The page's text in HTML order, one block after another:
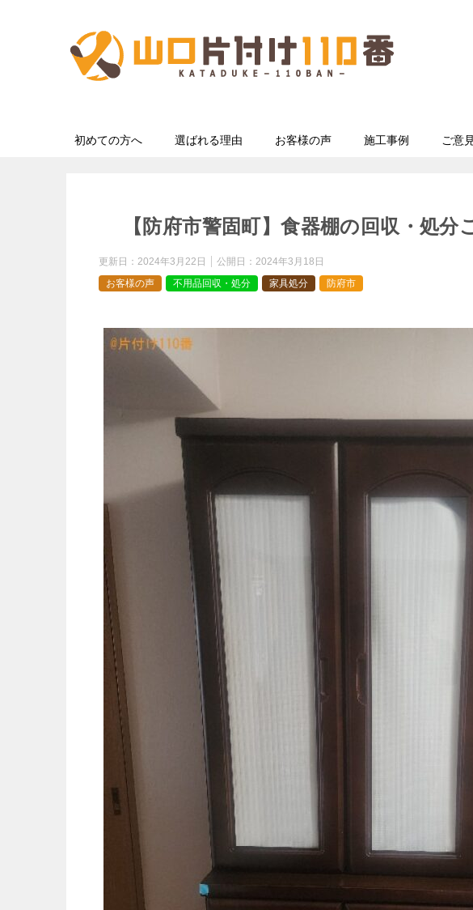
初めての方へ 選ばれる理由 お客様の声 施工事例 ご意
【防府市警固町】食器棚の回収・処
更新日： 2024年3月22日 公開日： 2024年3月18日
お客様の声
不用品回収・処分 家具処分 防府市